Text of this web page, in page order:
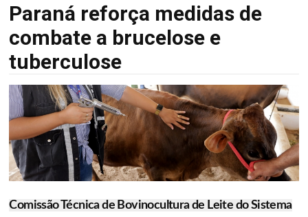
Paraná reforça medidas de
combate a brucelose e
tuberculose
Comissão Técnica de Bovinocultura de Leite do Sistema